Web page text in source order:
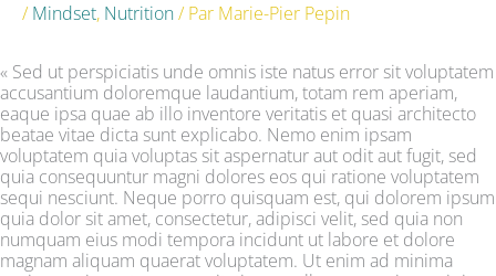
/ Mindset, Nutrition/ Par Marie-Pier Pepin
« Sed ut perspiciatis unde omnis iste natus error sit voluptatem
accusantium doloremque laudantium, totam rem aperiam,
eaque ipsa quae ab illo inventore veritatis et quasi architecto
beatae vitae dicta sunt explicabo. Nemo enim ipsam
voluptatem quia voluptas sit aspernatur aut odit aut fugit, sed
quia consequuntur magni dolores eos qui ratione voluptatem
sequi nesciunt. Neque porro quisquam est, qui dolorem ipsum
quia dolor sit amet, consectetur, adipisci velit, sed quia non
numquam eius modi tempora incidunt ut labore et dolore
magnam aliquam quaerat voluptatem. Ut enim ad minima